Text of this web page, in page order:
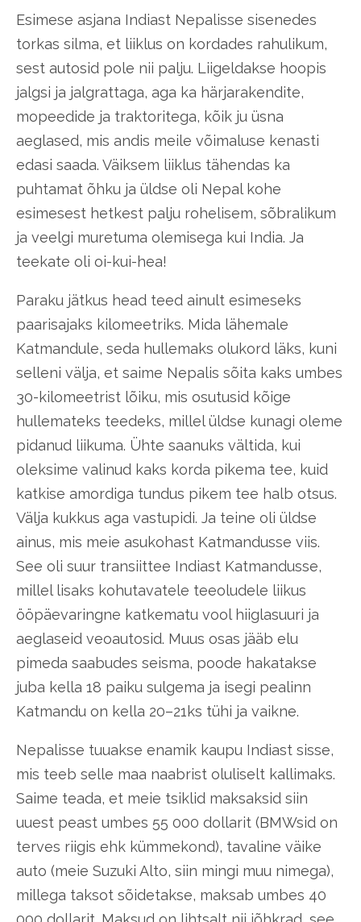
Esimese asjana Indiast Nepalisse sisenedes
torkas silma, et liiklus on kordades rahulikum,
sest autosid pole nii palju. Liigeldakse hoopis
jalgsi ja jalgrattaga, aga ka härjarakendite,
mopeedide ja traktoritega, kõik ju üsna
aeglased, mis andis meile võimaluse kenasti
edasi saada. Väiksem liiklus tähendas ka
puhtamat õhku ja üldse oli Nepal kohe
esimesest hetkest palju rohelisem, sõbralikum
ja veelgi muretuma olemisega kui India. Ja
teekate oli oi-kui-hea!
Paraku jätkus head teed ainult esimeseks
paarisajaks kilomeetriks. Mida lähemale
Katmandule, seda hullemaks olukord läks, kuni
selleni välja, et saime Nepalis sõita kaks umbes
30-kilomeetrist lõiku, mis osutusid kõige
hullemateks teedeks, millel üldse kunagi oleme
pidanud liikuma. Ühte saanuks vältida, kui
oleksime valinud kaks korda pikema tee, kuid
katkise amordiga tundus pikem tee halb otsus.
Välja kukkus aga vastupidi. Ja teine oli üldse
ainus, mis meie asukohast Katmandusse viis.
See oli suur transiittee Indiast Katmandusse,
millel lisaks kohutavatele teeoludele liikus
ööpäevaringne katkematu vool hiiglasuuri ja
aeglaseid veoautosid. Muus osas jääb elu
pimeda saabudes seisma, poode hakatakse
juba kella 18 paiku sulgema ja isegi pealinn
Katmandu on kella 20–21ks tühi ja vaikne.
Nepalisse tuuakse enamik kaupu Indiast sisse,
mis teeb selle maa naabrist oluliselt kallimaks.
Saime teada, et meie tsiklid maksaksid siin
uuest peast umbes 55 000 dollarit (BMWsid on
terves riigis ehk kümmekond), tavaline väike
auto (meie Suzuki Alto, siin mingi muu nimega),
millega taksot sõidetakse, maksab umbes 40